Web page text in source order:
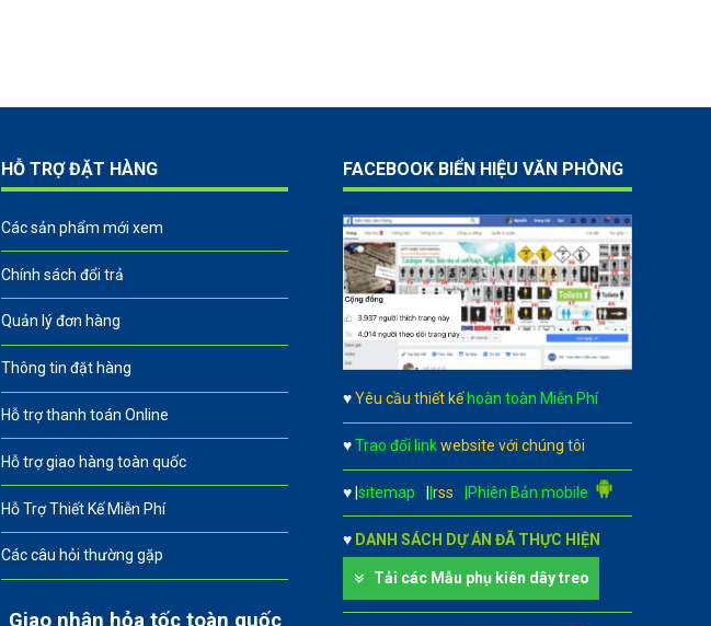
HỖ TRỢ ĐẶT HÀNG
Các sản phẩm mới xem
Chính sách đổi trả
Quản lý đơn hàng
Thông tin đặt hàng
Hỗ trợ thanh toán Online
Hỗ trợ giao hàng toàn quốc
Hỗ Trợ Thiết Kế Miễn Phí
Các câu hỏi thường gặp
Giao nhận hỏa tốc toàn quốc
FACEBOOK BIỂN HIỆU VĂN PHÒNG
♥Yêu cầu thiết kế hoàn toàn Miễn Phí
♥Trao đổi linkwebsite với chúng tôi
♥ sitemap rss |Phiên Bản mobile
♥ DANH SÁCH DỰ ÁN ĐÃ THỰC HIỆN
Tải các Mẫu phụ kiên dây treo